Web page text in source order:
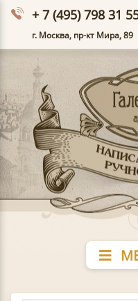
+ 7 (495) 798 31
г. Москва, пр-кт Мира, 89